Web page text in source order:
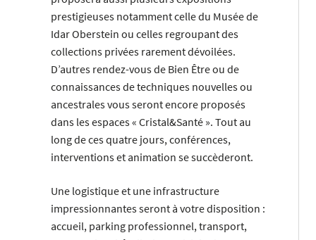
prestigieuses notamment celle du Musée de
Idar Oberstein ou celles regroupant des
collections privées rarement dévoilées.
D’autres rendez-vous de Bien Être ou de
connaissances de techniques nouvelles ou
ancestrales vous seront encore proposés
dans les espaces « Cristal&Santé ». Tout au
long de ces quatre jours, conférences,
interventions et animation se succèderont.
Une logistique et une infrastructure
impressionnantes seront à votre disposition :
accueil, parking professionnel, transport,